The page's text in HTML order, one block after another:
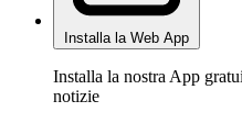
Installa la Web App
Installa la nostra App
notizie